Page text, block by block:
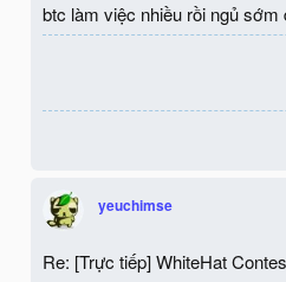
btc làm việc nhiều rồi ngủ sớm
yeuchimse
Re: [Trực tiếp] WhiteHat